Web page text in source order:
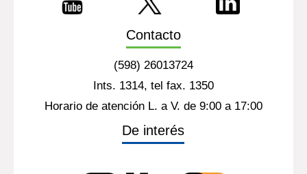
Contacto
(598) 26013724
Ints. 1314, tel fax. 1350
Horario de atención L. a V. de 9:00 a 17:00
De interés